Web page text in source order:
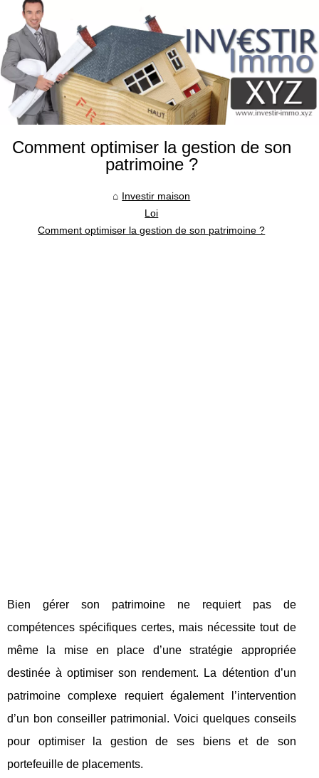
Comment optimiser la gestion de son
patrimoine ?
Investir maison
Loi
Comment optimiser la gestion de son patrimoine ?
Bien gérer son patrimoine ne requiert pas de
compétences spécifiques certes, mais nécessite tout de
même la mise en place d’une stratégie appropriée
destinée à optimiser son rendement. La détention d’un
patrimoine complexe requiert également l’intervention
d’un bon conseiller patrimonial. Voici quelques conseils
pour optimiser la gestion de ses biens et de son
portefeuille de placements.